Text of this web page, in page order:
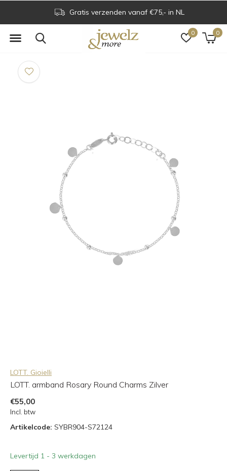
0 0
Gratis verzenden vanaf €75,- in NL
LOTT. Gioielli
LOTT. armband Rosary Round Charms Zilver
€55,00
Incl. btw
Artikelcode: SYBR904-S72124
Levertijd 1 - 3 werkdagen